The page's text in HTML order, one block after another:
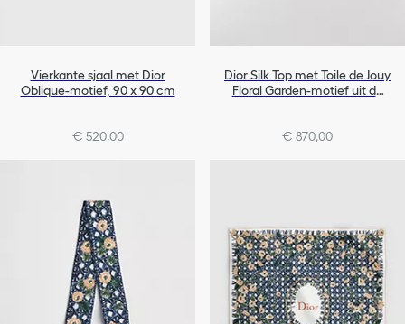
Vierkante sjaal met Dior
Oblique-motief, 90 x 90 cm
€ 520,00
Dior Silk Top met Toile de Jouy
Floral Garden-motief uit de
€ 870,00